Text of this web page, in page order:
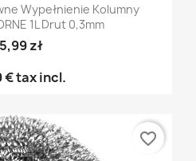
Wypełnienie Kolumny
1L Drut 0,3mm
zł
€tax incl.
favorite_border